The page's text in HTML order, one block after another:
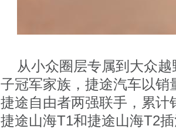
从小众圈层专属到大众
子冠军家族，捷途汽车以
捷途自由者两强联手，累
捷途山海T1和捷途山海T2